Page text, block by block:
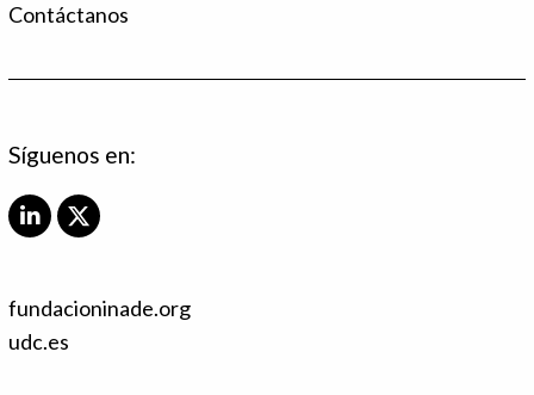
Contáctanos
Síguenos en:
L
e
d
X
t
fundacioninade.org
udc.es